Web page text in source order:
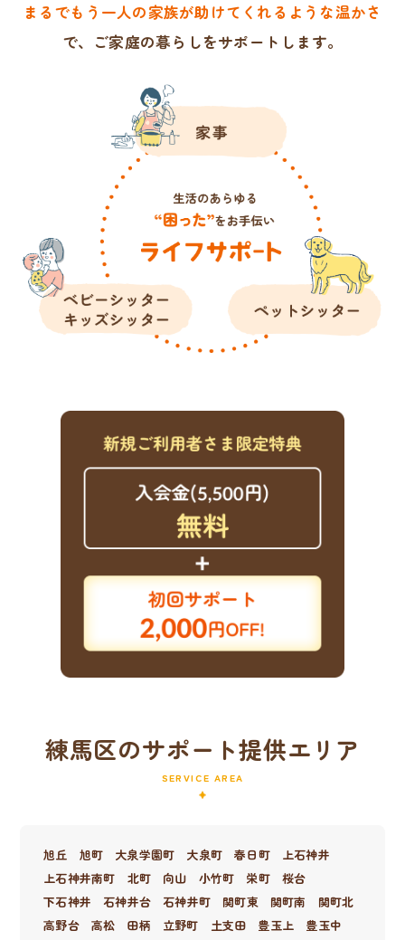
まるでもう一人の家族が助けてくれるような温かさ
で、 ご家庭の暮らしをサポートします。
練馬区のサポート提供エリア
SERVICE AREA
旭丘 旭町 大泉学園町 大泉町 春日町
上石神井
上石神井南町
北町 向山 小竹町 栄町
桜台
下石神井
石神井台 石神井町 関町東 関町南
関町北
高野台
高松 田柄 立野町 土支田 豊玉上
豊玉中